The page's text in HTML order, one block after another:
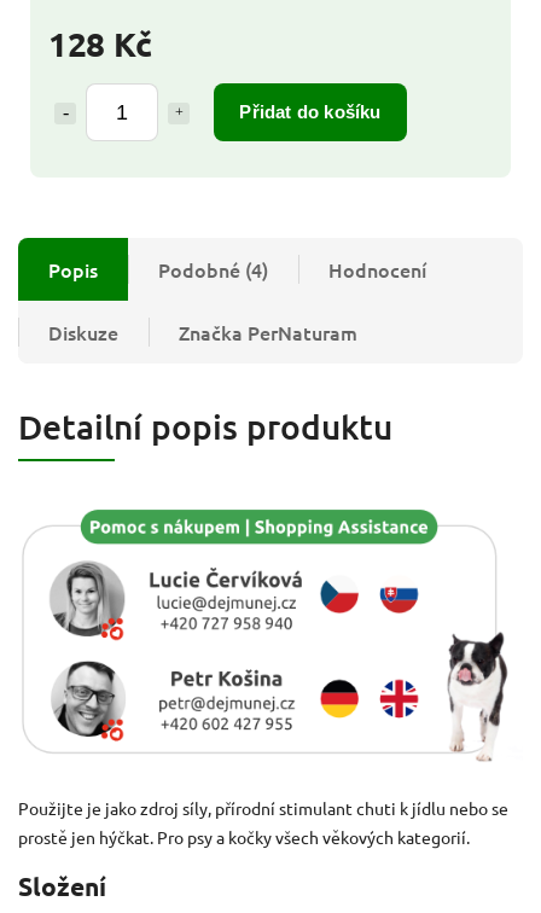
128 Kč
Přidat do košíku
Popis Podobné (4) Hodnocení
Diskuze Značka PerNaturam
Detailní popis produktu
Použijte je jako zdroj síly, přírodní stimulant chuti k jídlu nebo se
prostě jen hýčkat. Pro psy a kočky všech věkových kategorií.
Složení